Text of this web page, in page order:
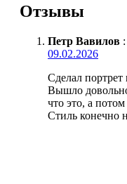
Отзывы
Петр Вавилов :
09.02.2026
Сделал
Вышло
что это, а потом
Стиль конечно